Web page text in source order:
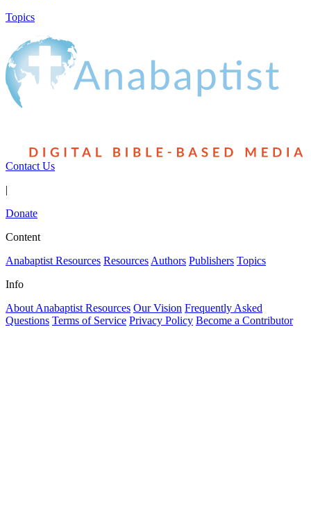
Topics
Contact Us
|
Donate
Content
Anabaptist Resources Resources Authors Publishers Topics
Info
About Anabaptist Resources Our Vision Frequently Asked
Questions Terms of Service Privacy Policy Become a Contributor